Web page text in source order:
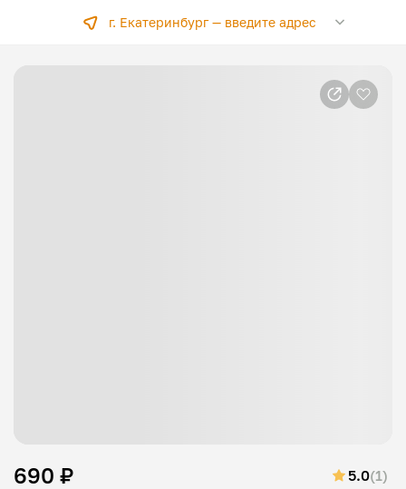
г. Екатеринбург —введите адрес
690 ₽ 5.0(1)